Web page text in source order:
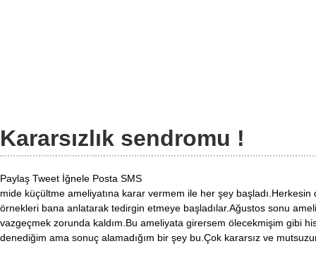
Kararsızlık sendromu !
Paylaş Tweet İğnele Posta SMS
mide küçültme ameliyatına karar vermem ile her şey
örnekleri bana anlatarak tedirgin etmeye başladılar.Ağustos sonu
vazgeçmek zorunda kaldım.Bu ameliyata girersem ölecekmişim gibi
denediğim ama sonuç alamadığım bir şey bu.Çok kararsız ve